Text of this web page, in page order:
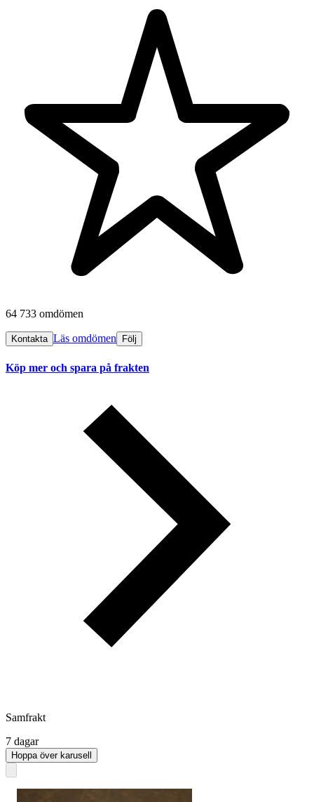
64 733 omdömen
Kontakta Läs omdömen Följ
Köp mer och spara på frakten
Samfrakt
7 dagar
Hoppa över karusell